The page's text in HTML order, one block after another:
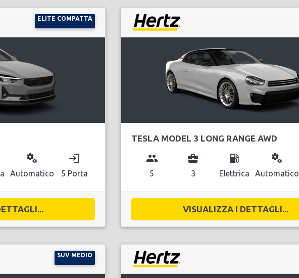
ELITE COMPATTA
miscellaneous_services
Automatico
login
5 Porta
TESLA MODEL 3 LONG RANGE AWD
group
5
business_center
3
local_gas_station
Elettrica
miscellaneous_services
Automatico
VISUALIZZA I DETTAGLI...
SUV MEDIO